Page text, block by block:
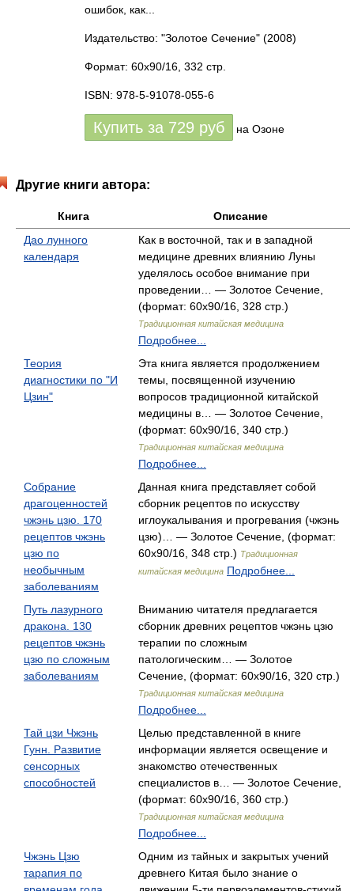
ошибок, как...
Издательство: "Золотое Сечение" (2008)
Формат: 60x90/16, 332 стр.
ISBN: 978-5-91078-055-6
Купить за 729 руб на Озоне
Другие книги автора:
Книга
Описание
Дао лунного
календаря
Как в восточной, так и в западной
медицине древних влиянию Луны
уделялось особое внимание при
проведении… — Золотое Сечение,
(формат: 60x90/16, 328 стр.)
Традиционная китайская медицина
Подробнее...
Теория
диагностики по "И
Цзин"
Эта книга является продолжением
темы, посвященной изучению
вопросов традиционной китайской
медицины в… — Золотое Сечение,
(формат: 60x90/16, 340 стр.)
Традиционная китайская медицина
Подробнее...
Собрание
драгоценностей
чжэнь цзю. 170
рецептов чжэнь
цзю по
необычным
заболеваниям
Данная книга представляет собой
сборник рецептов по искусству
иглоукалывания и прогревания (чжэнь
цзю)… — Золотое Сечение, (формат:
60x90/16, 348 стр.) Традиционная
китайская медицина Подробнее...
Путь лазурного
дракона. 130
рецептов чжэнь
цзю по сложным
заболеваниям
Вниманию читателя предлагается
сборник древних рецептов чжэнь цзю
терапии по сложным
патологическим… — Золотое
Сечение, (формат: 60x90/16, 320 стр.)
Традиционная китайская медицина
Подробнее...
Тай цзи Чжэнь
Гунн. Развитие
сенсорных
способностей
Целью представленной в книге
информации является освещение и
знакомство отечественных
специалистов в… — Золотое Сечение,
(формат: 60x90/16, 360 стр.)
Традиционная китайская медицина
Подробнее...
Чжэнь Цзю
тарапия по
Одним из тайных и закрытых учений
древнего Китая было знание о